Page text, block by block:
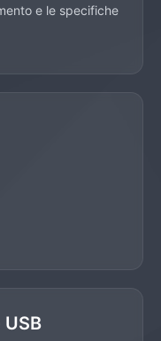
e le specifiche